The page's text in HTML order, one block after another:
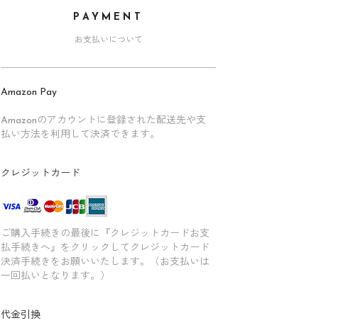
PAYMENT
お支払いについて
Amazon Pay
Amazonのアカウントに登録された配送先や支
払い方法を利用して決済できます。
クレジットカード
ご購入手続きの最後に『クレジットカードお支
払手続きへ』をクリックしてクレジットカード
決済手続きをお願いいたします。（お支払いは
一回払いとなります。）
代金引換